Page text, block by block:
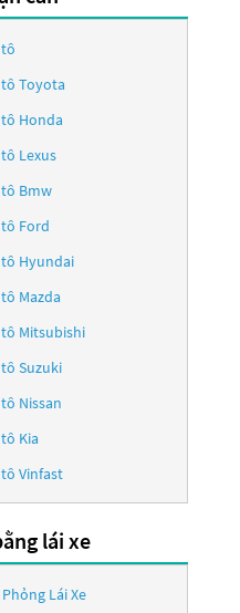
Toyota
Honda
Lexus
Bmw
Ford
Hyundai
Mazda
Mitsubishi
Suzuki
Nissan
Kia
Vinfast
lái xe
Lái Xe